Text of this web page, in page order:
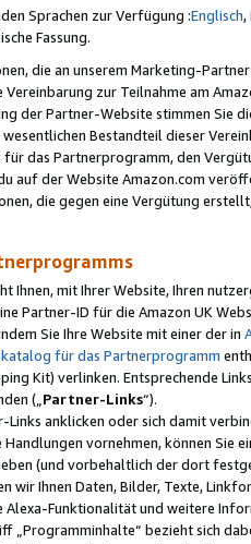
Sprachen zur Verfügung :Englisch,
Fassung.
die an unserem Marketing-
Vereinbarung zur Teilnahme am
der Partner-Website stimmen Sie
wesentlichen Bestandteil dieser
das Partnerprogramm, den
auf der Website Amazon.com
die gegen eine Vergütung
Ihnen, mit Ihrer Website, Ihren
Partner-ID für die Amazon UK
Sie Ihre Website mit einer der in
für das Partnerprogramm
Kit) verlinken. Entsprechende
(„ Partner-Links“).
Links anklicken oder sich damit
vornehmen, können Sie
(und vorbehaltlich der dort
wir Ihnen Daten, Bilder, Texte,
Funktionalität und weitere
„Programminhalte“ bezieht sich